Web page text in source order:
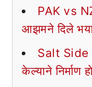
PAK vs
आझमने दिले
Salt Side
केल्याने निर्माण